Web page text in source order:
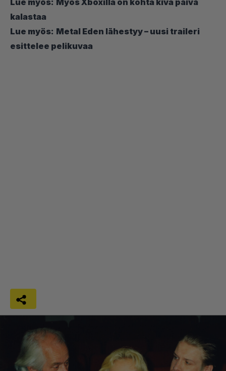
kalastaa
Lue myös: Metal Eden lähestyy – uusi traileri
esittelee pelikuvaa